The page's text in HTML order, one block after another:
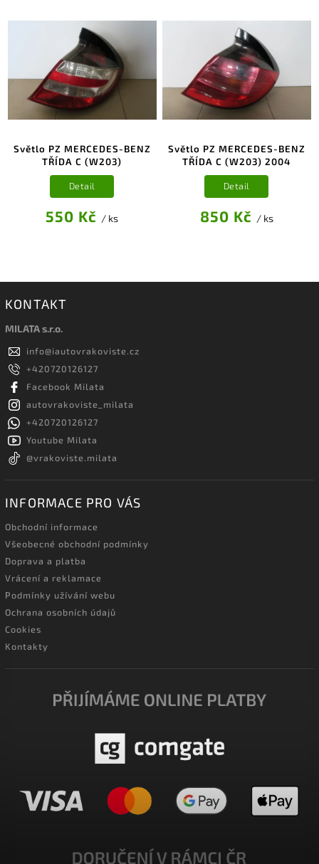
Světlo PZ MERCEDES-BENZ
TŘÍDA C (W203)
550 Kč / ks
Detail
Světlo PZ MERCEDES-BENZ
TŘÍDA C (W203) 2004
850 Kč / ks
Detail
KONTAKT
MILATA s.r.o.
info@iautovrakoviste.cz
+420720126127
Facebook Milata
autovrakoviste_milata
+420720126127
Youtube Milata
@vrakoviste.milata
INFORMACE PRO VÁS
Obchodní informace
Všeobecné obchodní podmínky
Doprava a platba
Vrácení a reklamace
Podmínky užívání webu
Ochrana osobních údajů
Cookies
Kontakty